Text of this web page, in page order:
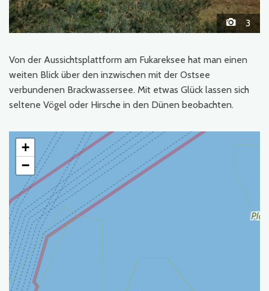
3
Von der Aussichtsplattform am Fukareksee hat man einen
weiten Blick über den inzwischen mit der Ostsee
verbundenen Brackwassersee. Mit etwas Glück lassen sich
seltene Vögel oder Hirsche in den Dünen beobachten.
+
−